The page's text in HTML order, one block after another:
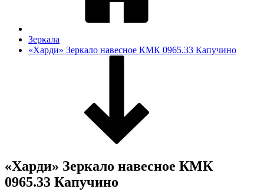
Зеркала
«Харди» Зеркало навесное КМК 0965.33 Капучино
«Харди» Зеркало навесное КМК
0965.33 Капучино